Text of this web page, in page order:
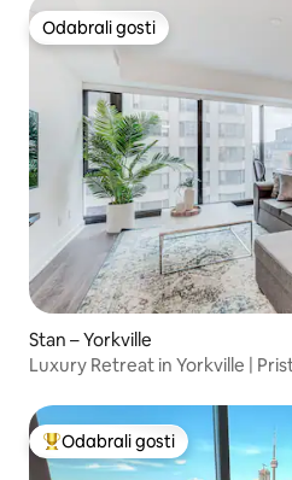
Odabrali gosti
Odabrali gosti
Stan – Yorkville
Luxury Retreat in Yorkville |
Među najviše rangiranima s
Odabrali gosti